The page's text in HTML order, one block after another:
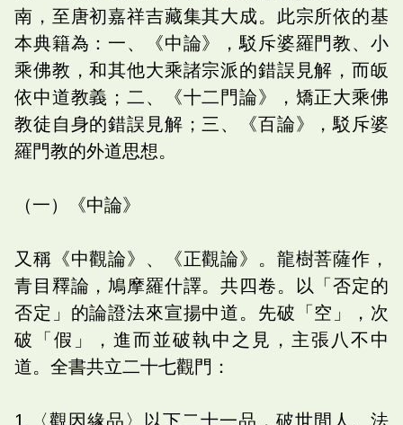
南，至唐初嘉祥吉藏集其大成。此宗所依的基
本典籍為：一、《中論》，駁斥婆羅門教、小
乘佛教，和其他大乘諸宗派的錯誤見解，而皈
依中道教義；二、《十二門論》，矯正大乘佛
教徒自身的錯誤見解；三、《百論》，駁斥婆
羅門教的外道思想。
（一）《中論》
又稱《中觀論》、《正觀論》。龍樹菩薩作，
青目釋論，鳩摩羅什譯。共四卷。以「否定的
否定」的論證法來宣揚中道。先破「空」，次
破「假」，進而並破執中之見，主張八不中
道。全書共立二十七觀門：
1.〈觀因緣品〉以下二十一品，破世間人、法